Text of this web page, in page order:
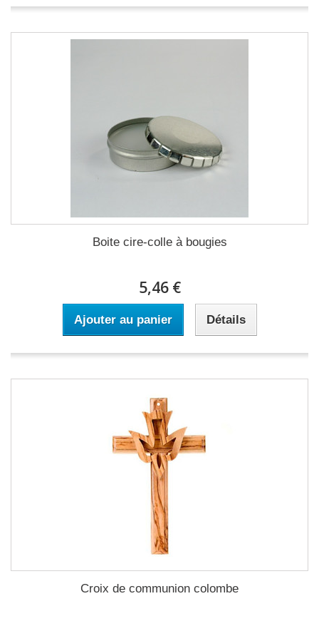
Boite cire-colle à bougies
5,46 €
Ajouter au panier Détails
Croix de communion colombe